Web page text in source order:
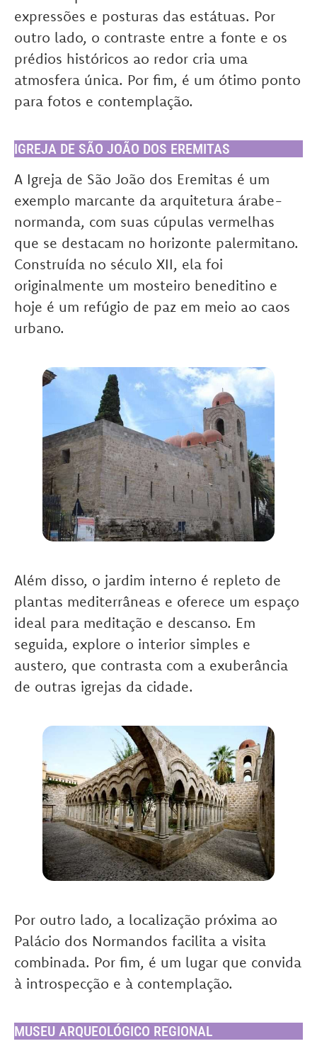
expressões e posturas das estátuas. Por
outro lado, o contraste entre a fonte e os
prédios históricos ao redor cria uma
atmosfera única. Por fim, é um ótimo ponto
para fotos e contemplação.
IGREJA DE SÃO JOÃO DOS EREMITAS
A Igreja de São João dos Eremitas é um
exemplo marcante da arquitetura árabe-
normanda, com suas cúpulas vermelhas
que se destacam no horizonte palermitano.
Construída no século XII, ela foi
originalmente um mosteiro beneditino e
hoje é um refúgio de paz em meio ao caos
urbano.
Além disso, o jardim interno é repleto de
plantas mediterrâneas e oferece um espaço
ideal para meditação e descanso. Em
seguida, explore o interior simples e
austero, que contrasta com a exuberância
de outras igrejas da cidade.
Por outro lado, a localização próxima ao
Palácio dos Normandos facilita a visita
combinada. Por fim, é um lugar que convida
à introspecção e à contemplação.
MUSEU ARQUEOLÓGICO REGIONAL